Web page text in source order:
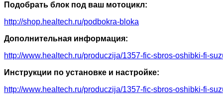
Подобрать блок под ваш мотоцикл:
http://shop.healtech.ru/podbokra-bloka
Дополнительная информация:
http://www.healtech.ru/produczija/1357-fic-sbros-oshibki-fi-
Инструкции по установке и настройке:
http://www.healtech.ru/produczija/1357-fic-sbros-oshibki-fi-